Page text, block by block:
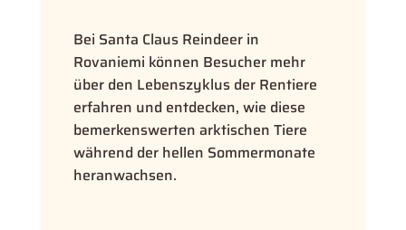
Bei Santa Claus Reindeer in
Rovaniemi können Besucher mehr
über den Lebenszyklus der Rentiere
erfahren und entdecken, wie diese
bemerkenswerten arktischen Tiere
während der hellen Sommermonate
heranwachsen.